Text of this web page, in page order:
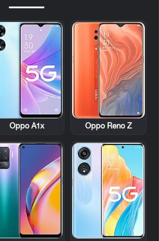
Oppo Reno Z
Oppo A1x